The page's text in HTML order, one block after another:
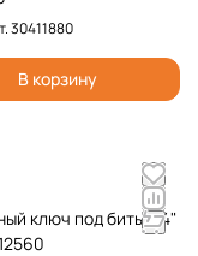
30411880
В корзину
ключ под биты 1/4"